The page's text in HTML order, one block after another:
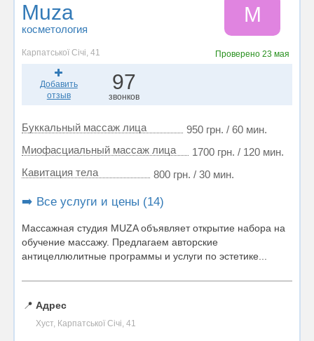
Muza
косметология
M
Карпатської Січі, 41 Проверено23 мая
Добавить
отзыв
97
звонков
Буккальный массаж лица
950 грн. / 60 мин.
Миофасциальный массаж лица
1700 грн. / 120 мин.
Кавитация тела
800 грн. / 30 мин.
➡️ Все услуги и цены (14)
Массажная студия MUZA объявляет открытие набора на
обучение массажу. Предлагаем авторские
антицеллюлитные программы и услуги по эстетике...
📍 Адрес
Хуст, Карпатської Січі, 41